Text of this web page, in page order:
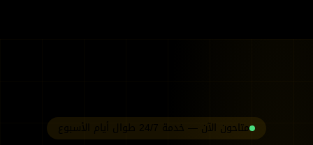
متاحون الآن — خدمة 24/7 طوال أيام الأسبوع